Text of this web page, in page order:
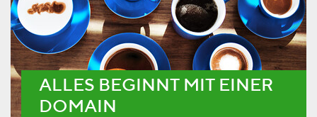
News
about EDIS
ALLES BEGINNT MIT EINER
DOMAIN